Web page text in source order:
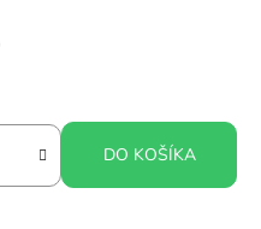
DO KOŠÍKA